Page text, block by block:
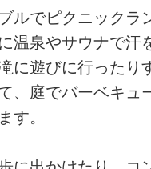
ルでピクニックラ
温泉やサウナで汗
に遊びに行ったり
、庭でバーベキュ
す。